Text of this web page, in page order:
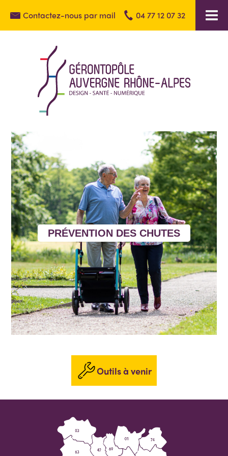
Contactez-nous par mail 04 77 12 07 32
PRÉVENTION DES CHUTES
Outils à venir